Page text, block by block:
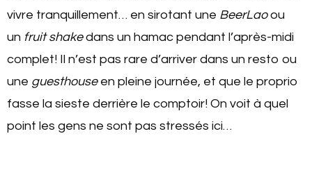
vivre tranquillement… en sirotant une BeerLaoou
un fruit shakedans un hamac pendant l’après-midi
complet! Il n’est pas rare d’arriver dans un resto ou
une guesthouseen pleine journée, et que le proprio
fasse la sieste derrière le comptoir! On voit à quel
point les gens ne sont pas stressés ici…